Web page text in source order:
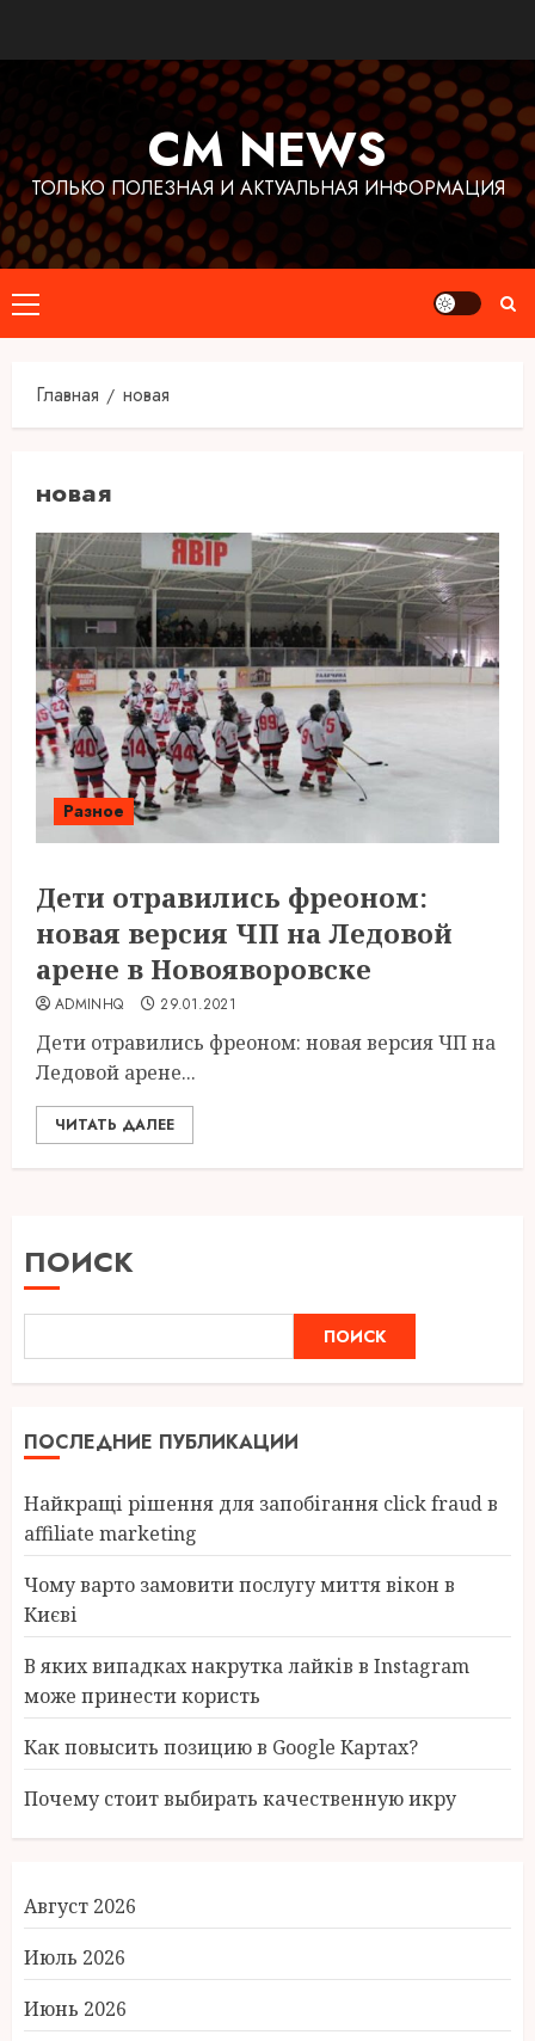
содержимому
CM NEWS
ТОЛЬКО ПОЛЕЗНАЯ И АКТУАЛЬНАЯ ИНФОРМАЦИЯ
Основное
меню
Главная новая
новая
Разное
Дети отравились фреоном:
новая версия ЧП на Ледовой
арене в Новояворовске
ADMINHQ 29.01.2021
Дети отравились фреоном: новая версия ЧП на
Ледовой арене...
ЧИТАТЬ ДАЛЕЕ
ПОИСК
ПОИСК
ПОСЛЕДНИЕ ПУБЛИКАЦИИ
Найкращі рішення для запобігання click fraud в
affiliate marketing
Чому варто замовити послугу миття вікон в
Києві
В яких випадках накрутка лайків в Instagram
може принести користь
Как повысить позицию в Google Картах?
Почему стоит выбирать качественную икру
Август 2026
Июль 2026
Июнь 2026